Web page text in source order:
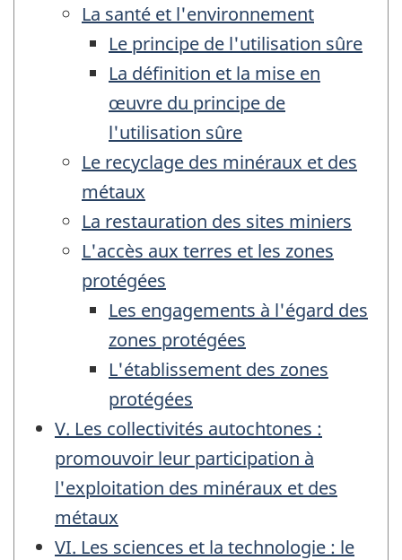
La santé et l'environnement
Le principe de l'utilisation sûre
La définition et la mise en
œuvre du principe de
l'utilisation sûre
Le recyclage des minéraux et des
métaux
La restauration des sites miniers
L'accès aux terres et les zones
protégées
Les engagements à l'égard des
zones protégées
L'établissement des zones
protégées
V. Les collectivités autochtones :
promouvoir leur participation à
l'exploitation des minéraux et des
métaux
VI. Les sciences et la technologie : le